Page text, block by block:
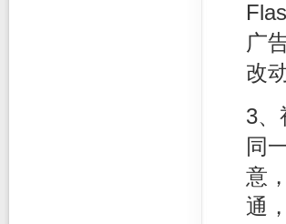
广
改
3、
同
意
通